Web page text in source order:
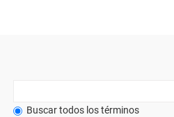
Buscar todos los términos